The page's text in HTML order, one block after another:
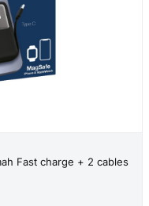
Fast charge + 2 cables